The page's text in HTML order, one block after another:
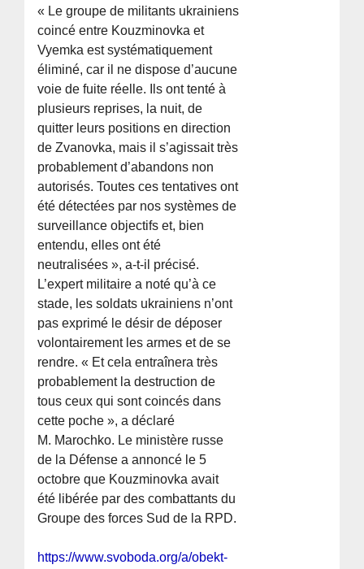
« Le groupe de militants ukrainiens
coincé entre Kouzminovka et
Vyemka est systématiquement
éliminé, car il ne dispose d’aucune
voie de fuite réelle. Ils ont tenté à
plusieurs reprises, la nuit, de
quitter leurs positions en direction
de Zvanovka, mais il s’agissait très
probablement d’abandons non
autorisés. Toutes ces tentatives ont
été détectées par nos systèmes de
surveillance objectifs et, bien
entendu, elles ont été
neutralisées », a-t-il précisé.
L’expert militaire a noté qu’à ce
stade, les soldats ukrainiens n’ont
pas exprimé le désir de déposer
volontairement les armes et de se
rendre. « Et cela entraînera très
probablement la destruction de
tous ceux qui sont coincés dans
cette poche », a déclaré
M. Marochko. Le ministère russe
de la Défense a annoncé le 5
octobre que Kouzminovka avait
été libérée par des combattants du
Groupe des forces Sud de la RPD.
https://www.svoboda.org/a/obekt-